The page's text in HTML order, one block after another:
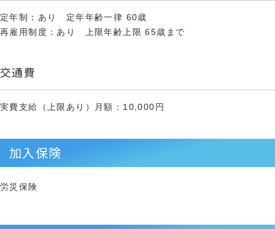
定年制：あり 定年年齢一律 60歳
再雇用制度：あり 上限年齢上限 65歳まで
交通費
実費支給（上限あり）月額：10,000円
加入保険
労災保険